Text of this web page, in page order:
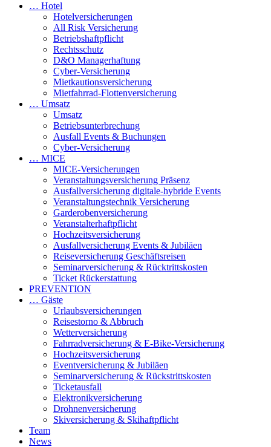
… Hotel
Hotelversicherungen
All Risk Versicherung
Betriebshaftpflicht
Rechtsschutz
D&O Managerhaftung
Cyber-Versicherung
Mietkautionsversicherung
Mietfahrrad-Flottenversicherung
… Umsatz
Umsatz
Betriebsunterbrechung
Ausfall Events & Buchungen
Cyber-Versicherung
… MICE
MICE-Versicherungen
Veranstaltungsversicherung Präsenz
Ausfallversicherung digitale-hybride Events
Veranstaltungstechnik Versicherung
Garderobenversicherung
Veranstalterhaftpflicht
Hochzeitsversicherung
Ausfallversicherung Events & Jubiläen
Reiseversicherung Geschäftsreisen
Seminarversicherung & Rücktrittskosten
Ticket Rückerstattung
PREVENTION
… Gäste
Urlaubsversicherungen
Reisestorno & Abbruch
Wetterversicherung
Fahrradversicherung & E-Bike-Versicherung
Hochzeitsversicherung
Eventversicherung & Jubiläen
Seminarversicherung & Rückstrittskosten
Ticketausfall
Elektronikversicherung
Drohnenversicherung
Skiversicherung & Skihaftpflicht
Team
News